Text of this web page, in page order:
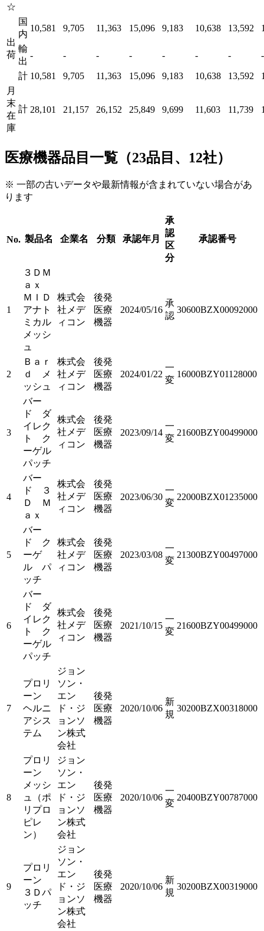
☆
出
荷
国
内
10,581 9,705 11,363 15,096 9,183 10,638 13,592
輸
出
- - - - - - - -
計 10,581 9,705 11,363 15,096 9,183 10,638 13,592
月
末
在
庫
計 28,101 21,157 26,152 25,849 9,699 11,603 11,739
医療機器品目一覧（23品目、12社）
※ 一部の古いデータや最新情報が含まれていない場合があ
ります
No. 製品名 企業名 分類 承認年月
承
認
区
分
承認番号
1
３ＤＭ
ａｘ
ＭＩＤ
アナト
ミカル
メッシ
ュ
株式会
社メデ
ィコン
後発
医療
機器
2024/05/16
承
認
30600BZX00092000
2
Ｂａｒ
ｄ メ
ッシュ
株式会
社メデ
ィコン
後発
医療
機器
2024/01/22
一
変
16000BZY01128000
3
バー
ド ダ
イレク
ト ク
ーゲル
パッチ
株式会
社メデ
ィコン
後発
医療
機器
2023/09/14
一
変
21600BZY00499000
4
バー
ド ３
Ｄ Ｍ
ａｘ
株式会
社メデ
ィコン
後発
医療
機器
2023/06/30
一
変
22000BZX01235000
5
バー
ド ク
ーゲ
ル パ
ッチ
株式会
社メデ
ィコン
後発
医療
機器
2023/03/08
一
変
21300BZY00497000
6
バー
ド ダ
イレク
ト ク
ーゲル
パッチ
株式会
社メデ
ィコン
後発
医療
機器
2021/10/15
一
変
21600BZY00499000
7
プロリ
ーン
ヘルニ
アシス
テム
ジョン
ソン・
エン
ド・ジ
ョンソ
ン株式
会社
後発
医療
機器
2020/10/06
新
規
30200BZX00318000
8
プロリ
ーン
メッシ
ュ（ポ
リプロ
ピレ
ン）
ジョン
ソン・
エン
ド・ジ
ョンソ
ン株式
会社
後発
医療
機器
2020/10/06
一
変
20400BZY00787000
9
プロリ
ーン
３Ｄパ
ッチ
ジョン
ソン・
エン
ド・ジ
ョンソ
ン株式
会社
後発
医療
機器
2020/10/06
新
規
30200BZX00319000